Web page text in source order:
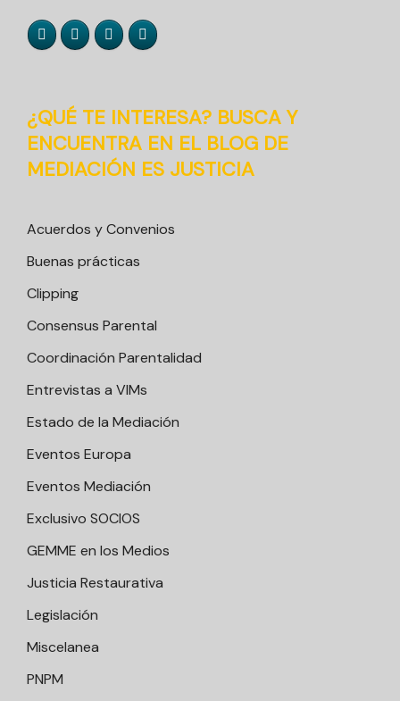
¿QUÉ TE INTERESA? BUSCA Y
ENCUENTRA EN EL BLOG DE
MEDIACIÓN ES JUSTICIA
Acuerdos y Convenios
Buenas prácticas
Clipping
Consensus Parental
Coordinación Parentalidad
Entrevistas a VIMs
Estado de la Mediación
Eventos Europa
Eventos Mediación
Exclusivo SOCIOS
GEMME en los Medios
Justicia Restaurativa
Legislación
Miscelanea
PNPM